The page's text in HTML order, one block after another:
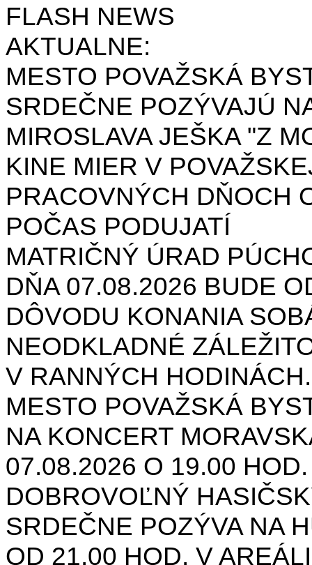
FLASH NEWS
AKTUALNE:
MESTO POVAŽSKÁ
SRDEČNE POZÝVAJÚ
MIROSLAVA JEŠKA "Z
KINE MIER V
PRACOVNÝCH DŇOCH
POČAS PODUJATÍ
MATRIČNÝ ÚRAD
DŇA 07.08.2026 BUDE
DÔVODU KONANIA
NEODKLADNÉ
V RANNÝCH
MESTO POVAŽSKÁ
NA KONCERT
07.08.2026 O 19.00
DOBROVOĽNÝ
SRDEČNE POZÝVA NA
OD 21.00 HOD. V